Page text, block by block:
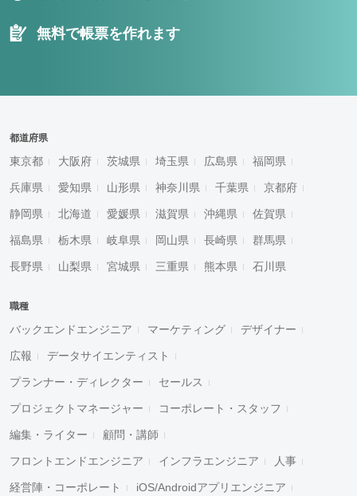
無料で帳票を作れます
都道府県
東京都 大阪府 茨城県 埼玉県 広島県 福岡県
兵庫県 愛知県 山形県 神奈川県 千葉県 京都府
静岡県 北海道 愛媛県 滋賀県 沖縄県 佐賀県
福島県 栃木県 岐阜県 岡山県 長崎県 群馬県
長野県 山梨県 宮城県 三重県 熊本県 石川県
職種
バックエンドエンジニア マーケティング デザイナー
広報 データサイエンティスト
プランナー・ディレクター セールス
プロジェクトマネージャー コーポレート・スタッフ
編集・ライター 顧問・講師
フロントエンドエンジニア インフラエンジニア 人事
経営陣・コーポレート iOS/Androidアプリエンジニア